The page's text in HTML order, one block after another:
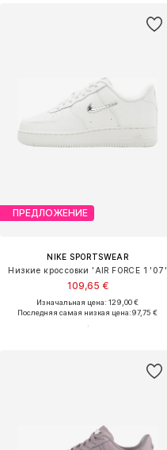
ПРЕДЛОЖЕНИЕ
NIKE SPORTSWEAR
Низкие кроссовки 'AIR FORCE 1 '07'
109,65 €
Изначальная цена: 129,00 €
Последняя самая низкая цена:97,75 €